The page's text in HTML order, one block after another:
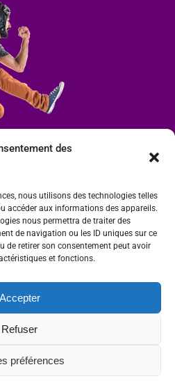
des
nous utilisons des technologies telles
accéder aux informations des appareils.
nous permettra de traiter des
de navigation ou les ID uniques sur ce
de retirer son consentement peut avoir
et fonctions.
Accepter
Refuser
préférences
© 2023 |Mentions légales
parOmbre et Matière - Photographe